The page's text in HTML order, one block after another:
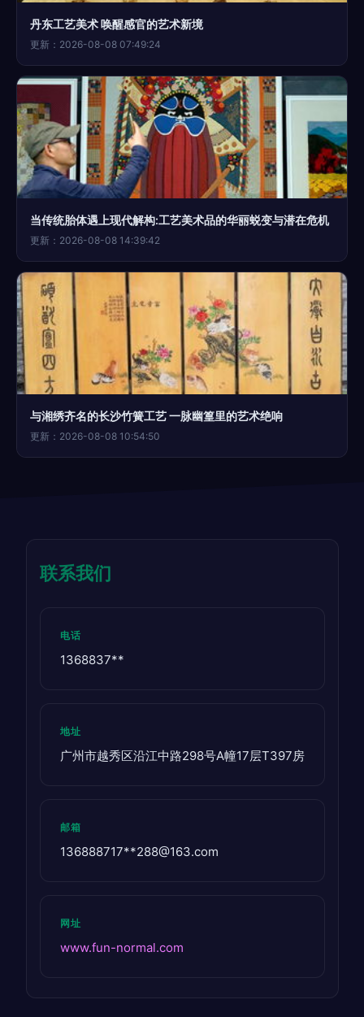
丹东工艺美术 唤醒感官的艺术新境
更新：2026-08-08 07:49:24
当传统胎体遇上现代解构:工艺美术品的华丽蜕变与潜在危机
更新：2026-08-08 14:39:42
与湘绣齐名的长沙竹簧工艺 一脉幽篁里的艺术绝响
更新：2026-08-08 10:54:50
联系我们
电话
1368837**
地址
广州市越秀区沿江中路298号A幢17层T397房
邮箱
136888717**288@163.com
网址
www.fun-normal.com